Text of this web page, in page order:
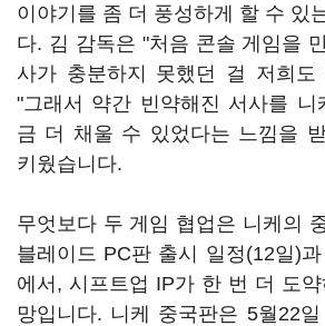
이야기를 좀 더 풍성하게 할 수 있
다. 김 감독은 "처음 콘솔 게임을
사가 충분하지 못했던 걸 저희도
"그래서 약간 빈약해진 서사를
금 더 채울 수 있었다는 느낌을
키웠습니다.
무엇보다 두 게임 협업은 니케의
블레이드 PC판 출시 일정(12일)
에서, 시프트업 IP가 한 번 더 도
망입니다. 니케 중국판은 5월22